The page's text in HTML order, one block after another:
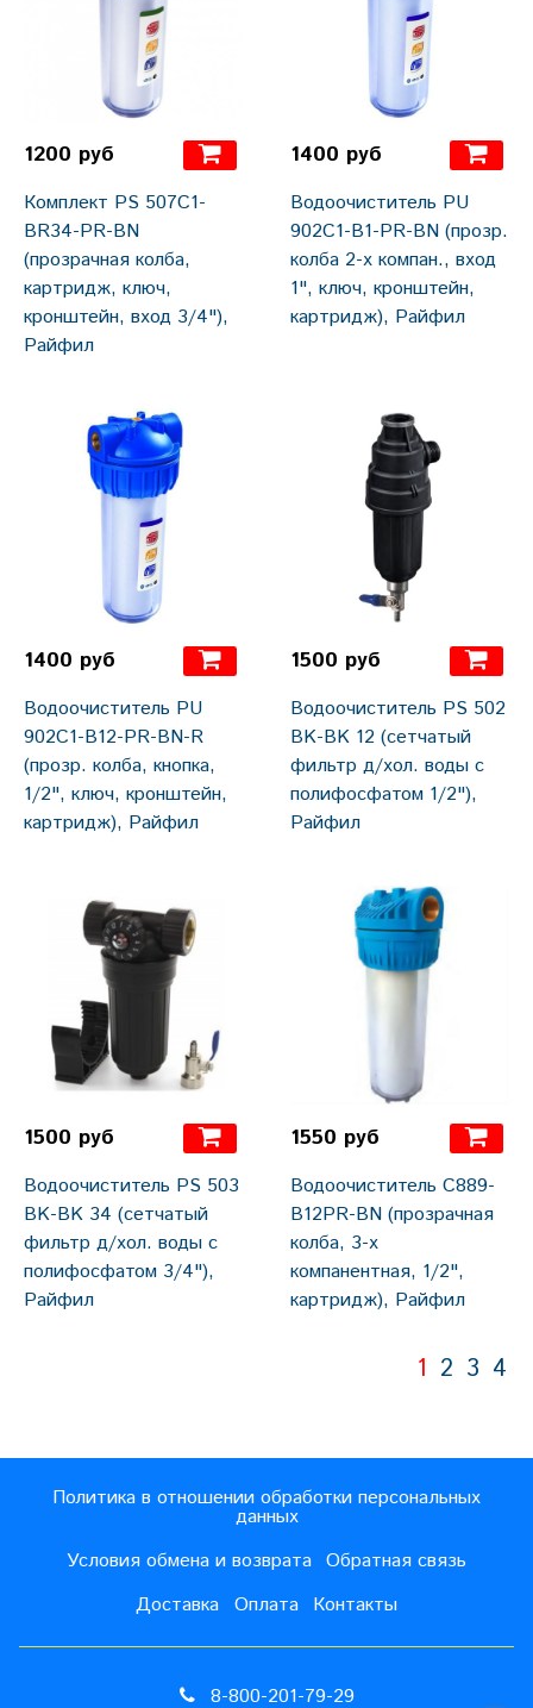
1200 руб
Комплект PS 507С1-
BR34-PR-BN
(прозрачная колба,
картридж, ключ,
кронштейн, вход 3/4"),
Райфил
1400 руб
Водоочиститель PU
902С1-B1-PR-BN (прозр.
колба 2-х компан., вход
1", ключ, кронштейн,
картридж), Райфил
1400 руб
Водоочиститель PU
902С1-B12-PR-BN-R
(прозр. колба, кнопка,
1/2", ключ, кронштейн,
картридж), Райфил
1500 руб
Водоочиститель PS 502
BK-BK 12 (сетчатый
фильтр д/хол. воды с
полифосфатом 1/2"),
Райфил
1500 руб
Водоочиститель PS 503
BK-BK 34 (сетчатый
фильтр д/хол. воды с
полифосфатом 3/4"),
Райфил
1550 руб
Водоочиститель C889-
B12PR-BN (прозрачная
колба, 3-х
компанентная, 1/2",
картридж), Райфил
1 2 3 4
Политика в отношении обработки персональных
данных
Условия обмена и возврата Обратная связь
Доставка Оплата Контакты
8-800-201-79-29